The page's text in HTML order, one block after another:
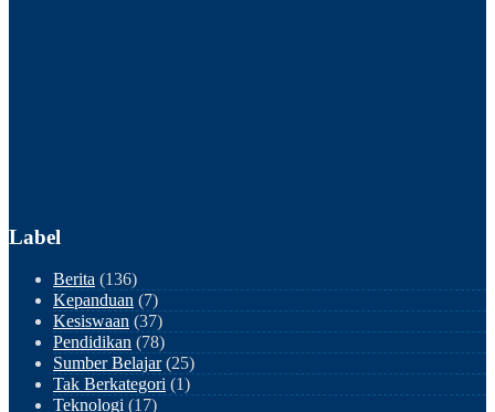
Label
Berita (136)
Kepanduan (7)
Kesiswaan (37)
Pendidikan (78)
Sumber Belajar(25)
Tak Berkategori (1)
Teknologi (17)